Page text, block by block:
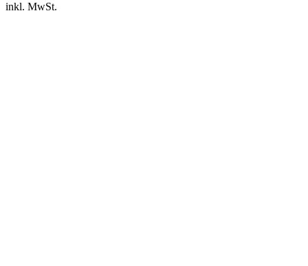
war:
inkl. MwSt.